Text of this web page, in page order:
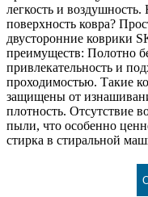
легкость и
поверхность ковра?
двусторонние коврики
преимуществ: Полотно
привлекательность и
проходимостью. Такие
защищены от
плотность. Отсутствие
пыли, что особенно
стирка в стиральной